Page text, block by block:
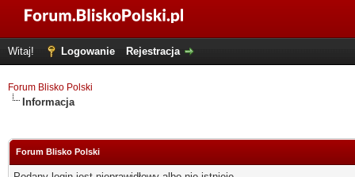
Witaj! Logowanie Rejestracja
Forum Blisko Polski
Informacja
Forum Blisko Polski